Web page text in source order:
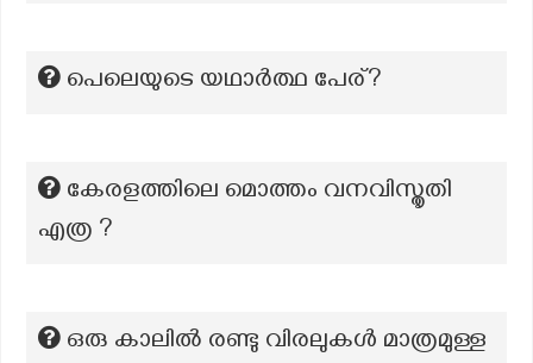
പെലെയുടെ യഥാർത്ഥ പേര്?
കേരളത്തിലെ മൊത്തം വനവിസ്തൃതി
എത്ര ?
ഒരു കാലിൽ രണ്ടു വിരലുകൾ മാത്രമുള്ള